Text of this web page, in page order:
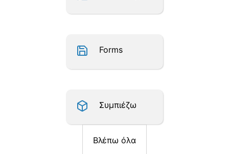
Forms
Συμπιέζω
Βλέπω όλα